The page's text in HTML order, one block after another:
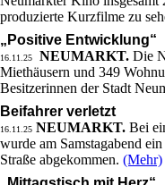
produzierte Kurzfilme zu
„Positive Entwicklung“
16.11.25 NEUMARKT. Die
Miethäusern und 349
Besitzerinnen der Stadt
Beifahrer verletzt
16.11.25 NEUMARKT. Bei
wurde am Samstagabend
Straße abgekommen. (Mehr)